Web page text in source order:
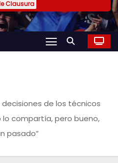
Clausura
decisiones de los técnicos
compartía, pero bueno,
pasado”